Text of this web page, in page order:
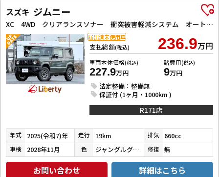
スズキ ジムニー
XC 4WD クリアランスソナー 衝突被害軽減システム オートライト アルミホイール スマートキー 電動格納ミラー シートヒーター AT エアコン パワーステアリング パワーウィンドウ 運転席エアバッグ
支払総額(税込) 236.9万円
車両本体価格(税込)
227.9万円
諸費用(税込)
9万円
法定整備：整備無
保証付 (1ヶ月・1000km )
届出済未使用車
R171店
年式 2025(令和7)年 走行 19km 排気 660cc
車検 2028年11月 色 ジャングルグリーン 修復 無
お問い合わせ 詳細はこちら